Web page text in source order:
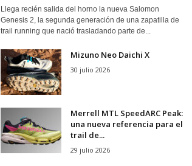
Llega recién salida del horno la nueva Salomon
Genesis 2, la segunda generación de una zapatilla de
trail running que nació trasladando parte de...
Mizuno Neo Daichi X
30 julio 2026
Merrell MTL SpeedARC Peak:
una nueva referencia para el
trail de...
29 julio 2026